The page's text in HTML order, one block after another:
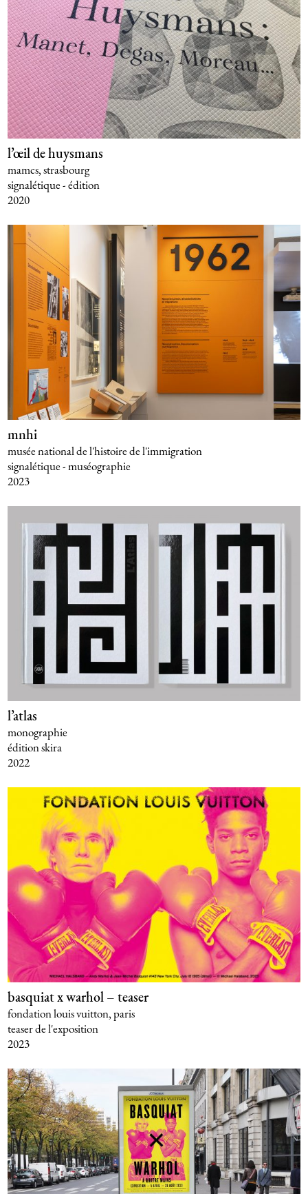
l’œil de huysmans
mamcs, strasbourg
signalétique - édition
2020
mnhi
musée national de l'histoire de l'immigration
signalétique - muséographie
2023
l’atlas
monographie
édition skira
2022
basquiat x warhol – teaser
fondation louis vuitton, paris
teaser de l'exposition
2023